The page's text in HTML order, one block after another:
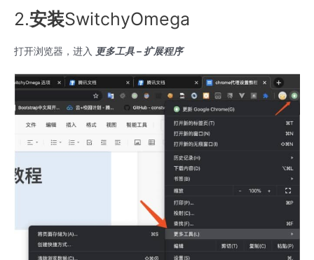
2.安装SwitchyOmega
打开浏览器，进入 更多工具– 扩展程序